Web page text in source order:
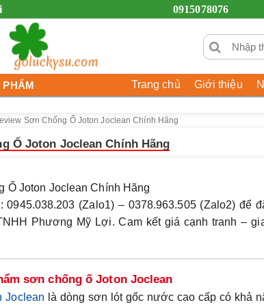
0915078076
Trang chủ Giới thiệu
PHẨM
Sơn Chống Ố Joton Joclean Chính Hãng
Ố Joton Joclean Chính Hãng
Ố Joton Joclean Chính Hãng
0945.038.203 (Zalo1) – 0378.963.505 (Zalo2) để
Phương Mỹ Lợi. Cam kết giá cạnh tranh –
sơn chống ố Joton Joclean
Joclean là dòng sơn lót gốc nước cao cấp có khả